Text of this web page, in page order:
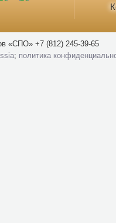
«СПО» +7 (812) 245-39-65
; политика